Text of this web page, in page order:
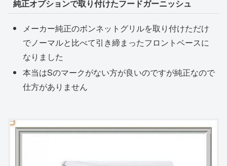
純正オプションで取り付けたフードガーニッシュ
メーカー純正のボンネットグリルを取り付けただけ
でノーマルと比べて引き締まったフロントベースに
なりました
本当はSのマークがない方が良いのですが純正なので
仕方がありません